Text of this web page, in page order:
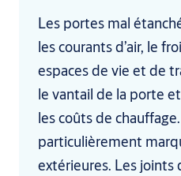
Les portes mal
les courants d’air, le
espaces de vie et de
le vantail de la porte
les coûts de
particulièrement
extérieures. Les